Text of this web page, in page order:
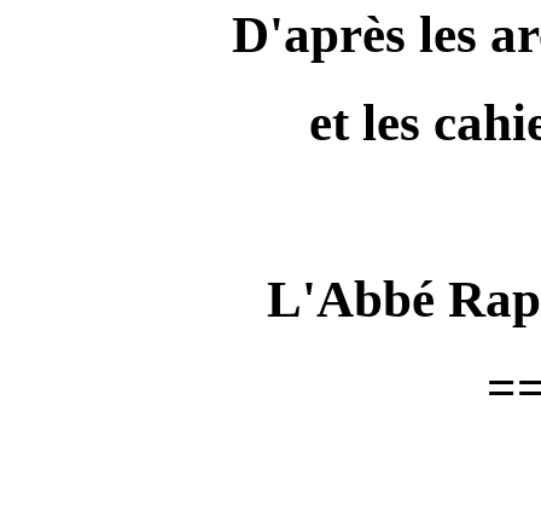
D'après les
et les
L'Abbé